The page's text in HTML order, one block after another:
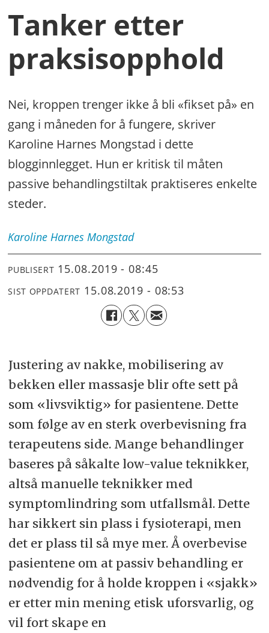
Tanker etter
praksisopphold
Nei, kroppen trenger ikke å bli «fikset på» en
gang i måneden for å fungere, skriver
Karoline Harnes Mongstad i dette
blogginnlegget. Hun er kritisk til måten
passive behandlingstiltak praktiseres enkelte
steder.
Karoline Harnes Mongstad
PUBLISERT 15.08.2019 - 08:45
SIST OPPDATERT 15.08.2019 - 08:53
Justering av nakke, mobilisering av
bekken eller massasje blir ofte sett på
som «livsviktig» for pasientene. Dette
som følge av en sterk overbevisning fra
terapeutens side. Mange behandlinger
baseres på såkalte low-value teknikker,
altså manuelle teknikker med
symptomlindring som utfallsmål. Dette
har sikkert sin plass i fysioterapi, men
det er plass til så mye mer. Å overbevise
pasientene om at passiv behandling er
nødvendig for å holde kroppen i «sjakk»
er etter min mening etisk uforsvarlig, og
vil fort skape en